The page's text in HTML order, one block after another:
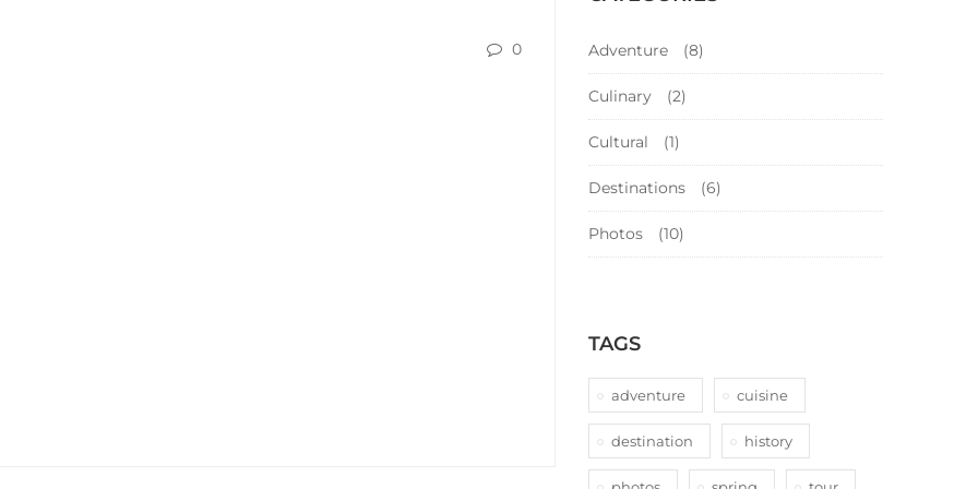
0 Adventure (8)
Culinary (2)
Cultural (1)
Destinations (6)
Photos (10)
TAGS
adventure cuisine
destination history